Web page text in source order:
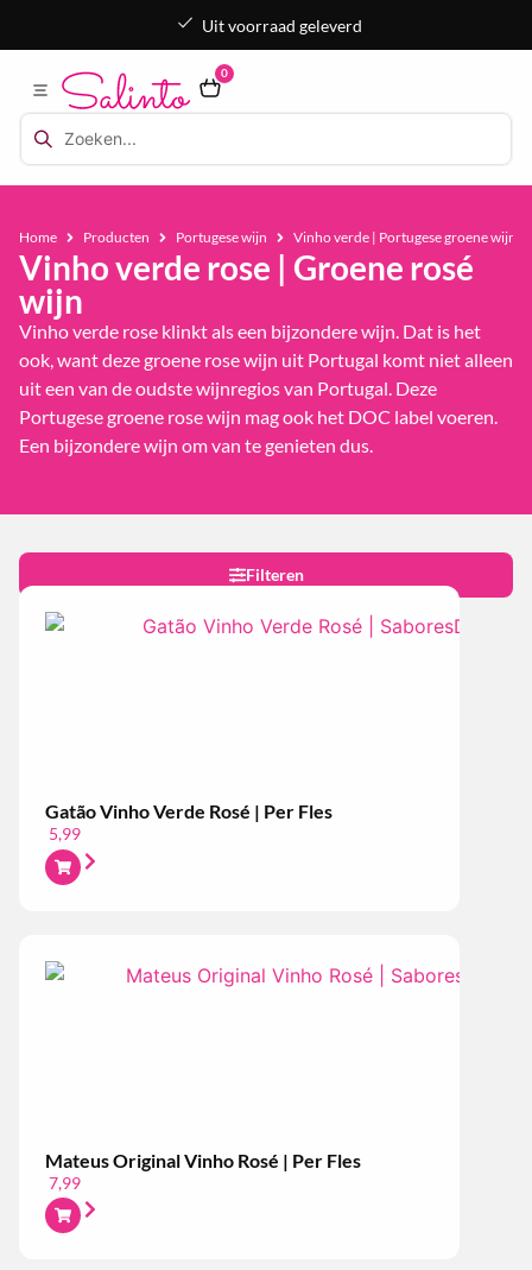
Uit voorraad geleverd
0
Home Producten Portugese wijn Vinho verde | Portugese groene wijn
Vinho verde rose | Groene rosé
wijn
Vinho verde rose klinkt als een bijzondere wijn. Dat is het
ook, want deze groene rose wijn uit Portugal komt niet alleen
uit een van de oudste wijnregios van Portugal. Deze
Portugese groene rose wijn mag ook het DOC label voeren.
Een bijzondere wijn om van te genieten dus.
Filteren
Gatão Vinho Verde Rosé | Per Fles
5,99
Mateus Original Vinho Rosé | Per Fles
7,99